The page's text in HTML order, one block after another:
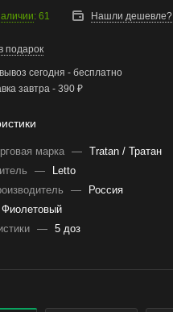
: 61 Нашли дешевле?
подарок
сегодня - бесплатно
завтра - 390 ₽
марка — Tratan / Тратан
—
Letto
—
Россия
Фиолетовый
— 5 доз